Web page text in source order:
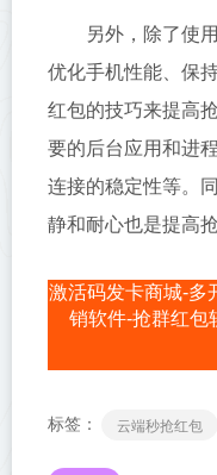
另外，除了使
优化手机性能、保
红包的技巧来提高
要的后台应用和进
连接的稳定性等。
静和耐心也是提高
激活码发卡商城-多
销软件-抢群红包
标签： 云端秒抢红包